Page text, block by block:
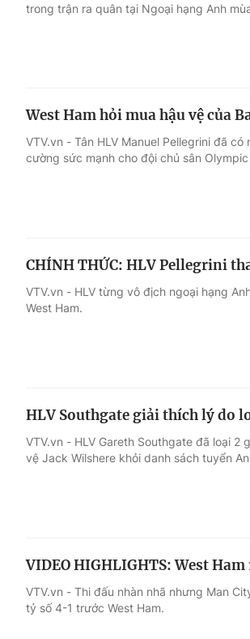
Sao
trong trận ra quân tại Ngoại hạng Anh
West Ham hỏi mua hậu vệ của
VTV.vn - Tân HLV Manuel Pellegrini đã
cường sức mạnh cho đội chủ sân
CHÍNH THỨC: HLV Pellegrini
VTV.vn - HLV từng vô địch ngoại hạng
West Ham.
HLV Southgate giải thích lý do
VTV.vn - HLV Gareth Southgate đã loại
vệ Jack Wilshere khỏi danh sách tuyển
VIDEO HIGHLIGHTS: West
VTV.vn - Thi đấu nhàn nhã nhưng Man
tỷ số 4-1 trước West Ham.